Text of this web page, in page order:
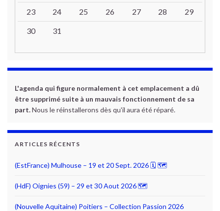
23 24 25 26 27 28 29
30 31
L'agenda qui figure normalement à cet emplacement a dû
être supprimé suite à un mauvais fonctionnement de sa
part.Nous le réinstallerons dès qu'il aura été réparé.
ARTICLES RÉCENTS
(EstFrance) Mulhouse – 19 et 20 Sept. 2026 🗓 🗺
(HdF) Oignies (59) – 29 et 30 Aout 2026 🗺
(Nouvelle Aquitaine) Poitiers – Collection Passion 2026